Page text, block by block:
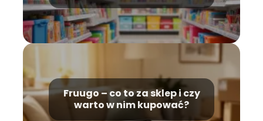
Fruugo – co to za sklep i czy
warto w nim kupować?